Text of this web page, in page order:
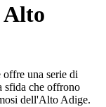
Alto
una serie di
sfida che offrono
dell'Alto Adige.